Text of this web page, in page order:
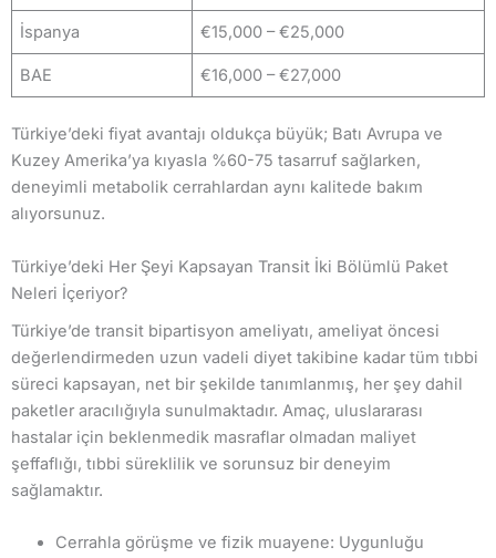
İspanya €15,000 – €25,000
BAE €16,000 – €27,000
Türkiye’deki fiyat avantajı oldukça büyük; Batı Avrupa ve
Kuzey Amerika’ya kıyasla %60-75 tasarruf sağlarken,
deneyimli metabolik cerrahlardan aynı kalitede bakım
alıyorsunuz.
Türkiye’deki Her Şeyi Kapsayan Transit İki Bölümlü Paket
Neleri İçeriyor?
Türkiye’de transit bipartisyon ameliyatı, ameliyat öncesi
değerlendirmeden uzun vadeli diyet takibine kadar tüm tıbbi
süreci kapsayan, net bir şekilde tanımlanmış, her şey dahil
paketler aracılığıyla sunulmaktadır. Amaç, uluslararası
hastalar için beklenmedik masraflar olmadan maliyet
şeffaflığı, tıbbi süreklilik ve sorunsuz bir deneyim
sağlamaktır.
Cerrahla görüşme ve fizik muayene: Uygunluğu